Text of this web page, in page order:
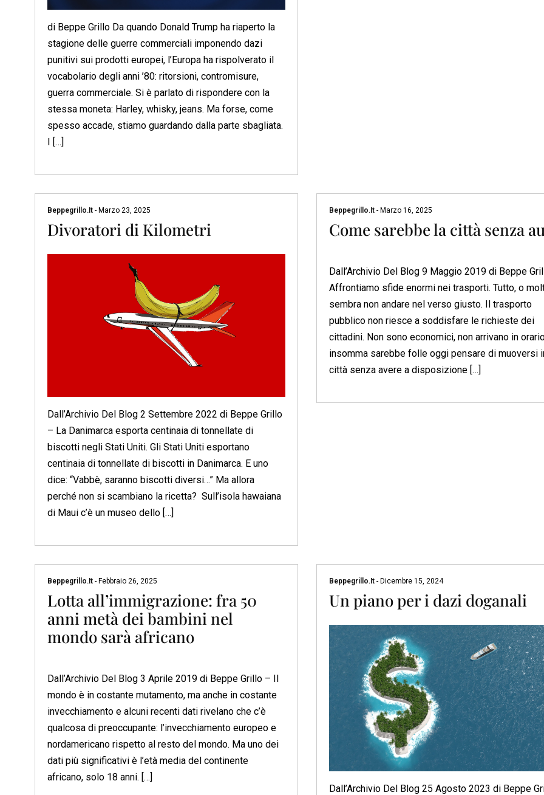
di Beppe Grillo Da quando Donald Trump ha riaperto la
stagione delle guerre commerciali imponendo dazi
punitivi sui prodotti europei, l’Europa ha rispolverato il
vocabolario degli anni ’80: ritorsioni, contromisure,
guerra commerciale. Si è parlato di rispondere con la
stessa moneta: Harley, whisky, jeans. Ma forse, come
spesso accade, stiamo guardando dalla parte sbagliata.
I […]
Beppegrillo.it - Marzo 23, 2025
Divoratori di Kilometri
Dall’Archivio Del Blog 2 Settembre 2022 di Beppe Grillo
– La Danimarca esporta centinaia di tonnellate di
biscotti negli Stati Uniti. Gli Stati Uniti esportano
centinaia di tonnellate di biscotti in Danimarca. E uno
dice: “Vabbè, saranno biscotti diversi…” Ma allora
perché non si scambiano la ricetta? Sull’isola hawaiana
di Maui c’è un museo dello […]
Beppegrillo.it -Marzo 16, 2025
Come sarebbe la città senza
Dall’Archivio Del Blog 9 Maggio 2019 di Beppe
Affrontiamo sfide enormi nei trasporti. Tutto, o
sembra non andare nel verso giusto. Il trasporto
pubblico non riesce a soddisfare le richieste dei
cittadini. Non sono economici, non arrivano in
insomma sarebbe folle oggi pensare di muoversi
città senza avere a disposizione […]
Beppegrillo.it - Febbraio 26, 2025
Lotta all’immigrazione: fra 50
anni metà dei bambini nel
mondo sarà africano
Dall’Archivio Del Blog 3 Aprile 2019 di Beppe Grillo – Il
mondo è in costante mutamento, ma anche in costante
invecchiamento e alcuni recenti dati rivelano che c’è
qualcosa di preoccupante: l’invecchiamento europeo e
nordamericano rispetto al resto del mondo. Ma uno dei
dati più significativi è l’età media del continente
africano, solo 18 anni. […]
Beppegrillo.it -Dicembre 15, 2024
Un piano per i dazi doganali
Dall’Archivio Del Blog 25 Agosto 2023 di Beppe